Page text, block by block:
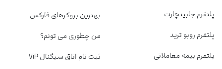
پلتفرم جابینچارت
پلتفرم روبو ترید
پلتفرم بیمه معاملاتی
بهترین بروکرهای فارکس
من چطوری می تونم؟
ثبت نام اتاق سیگنال ViP